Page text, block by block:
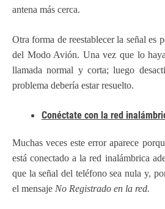
antena más cerca.
Otra forma de reestablecer la señal es
del Modo Avión. Una vez que lo
llamada normal y corta; luego
problema debería estar resuelto.
Conéctate con la red
Muchas veces este error aparece
está conectado a la red inalámbrica
que la señal del teléfono sea nula y,
el mensaje No Registrado en la red.